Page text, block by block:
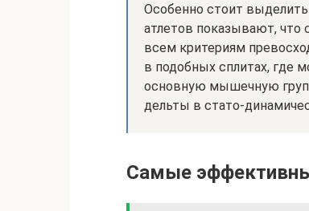
Особенно стоит
атлетов показывают, что
всем критериям
в подобных сплитах, где
основную мышечную
дельты в стато-
Самые